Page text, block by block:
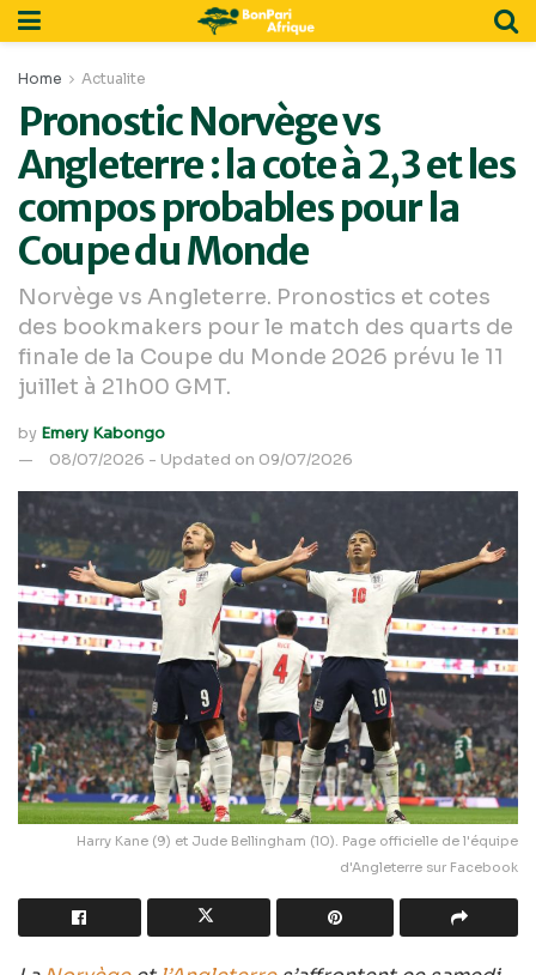
Home Actualite
Pronostic Norvège vs
Angleterre : la cote à 2,3 et les
compos probables pour la
Coupe du Monde
Norvège vs Angleterre. Pronostics et cotes
des bookmakers pour le match des quarts de
finale de la Coupe du Monde 2026 prévu le 11
juillet à 21h00 GMT.
by Emery Kabongo
08/07/2026 - Updated on 09/07/2026
Harry Kane (9) et Jude Bellingham (10). Page officielle de l'équipe
d'Angleterre sur Facebook